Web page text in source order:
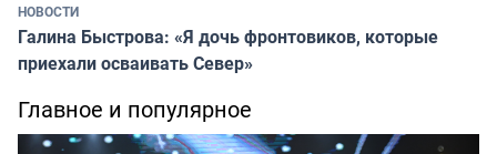
НОВОСТИ
Галина Быстрова: «Я дочь фронтовиков, которые
приехали осваивать Север»
Главное и популярное